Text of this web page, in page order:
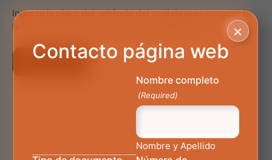
Ingresa la placa del vehículo del cual deseas conocer la
fecha del vencimiento de la Tecno Mecánica
×
Contacto página web
Nombre completo
(Required)
Nombre y Apellido